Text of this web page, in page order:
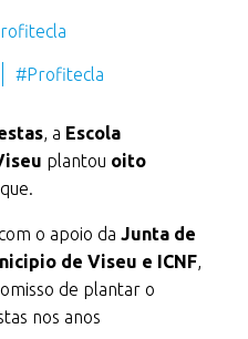
#Profitecla
, a Escola
plantou oito
o apoio da Junta de
de Viseu e ICNF,
de plantar o
nos anos